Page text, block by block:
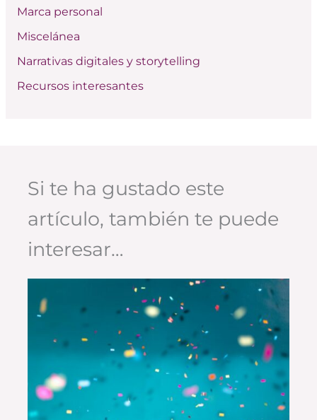
Marca personal
Miscelánea
Narrativas digitales y storytelling
Recursos interesantes
Si te ha gustado este
artículo, también te puede
interesar…